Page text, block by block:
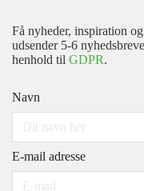
Få nyheder, inspiration
udsender 5-6
henhold til GDPR.
Navn
E-mail adresse